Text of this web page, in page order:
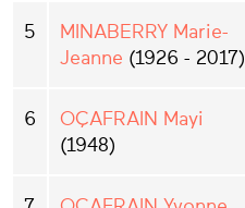
5
MINABERRY Marie-
Jeanne (1926 - 2017)
6
OÇAFRAIN Mayi
(1948)